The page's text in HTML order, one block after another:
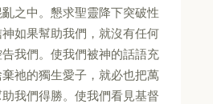
之中。懇求聖靈降下突破性
如果幫助我們，就沒有任何
我們。使我們被神的話語充
祂的獨生愛子，就必也把萬
我們得勝。使我們看見基督